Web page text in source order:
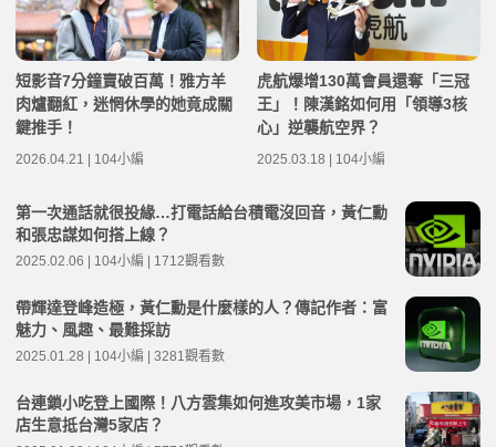
短影音7分鐘賣破百萬！雅方羊
肉爐翻紅，迷惘休學的她竟成關
鍵推手！
2026.04.21 | 104小編
虎航爆增130萬會員還奪「三冠
王」！陳漢銘如何用「領導3核
心」逆襲航空界？
2025.03.18 | 104小編
第一次通話就很投緣…打電話給台積電沒回音，黃仁勳
和張忠謀如何搭上線？
2025.02.06 | 104小編 | 1712觀看數
帶輝達登峰造極，黃仁勳是什麼樣的人？傳記作者：富
魅力、風趣、最難採訪
2025.01.28 | 104小編 | 3281觀看數
台連鎖小吃登上國際！八方雲集如何進攻美市場，1家
店生意抵台灣5家店？